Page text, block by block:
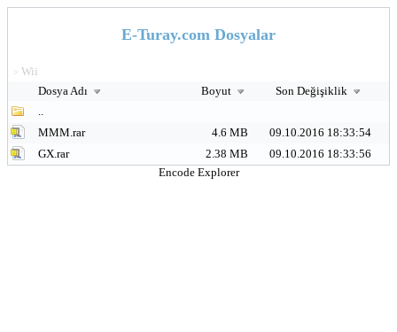
E-Turay.com Dosyalar
> Wii
Dosya Adı
Boyut
Son Değişiklik
..
MMM.rar
4.6 MB
09.10.2016 18:33:54
GX.rar
2.38 MB
09.10.2016 18:33:56
Encode Explorer